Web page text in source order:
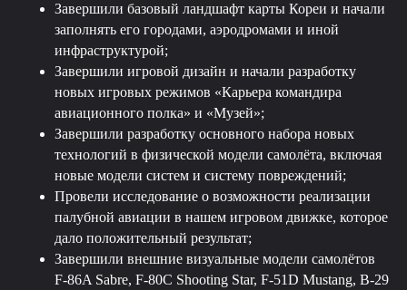
Завершили базовый ландшафт карты Кореи и начали
заполнять его городами, аэродромами и иной
инфраструктурой;
Завершили игровой дизайн и начали разработку
новых игровых режимов «Карьера командира
авиационного полка» и «Музей»;
Завершили разработку основного набора новых
технологий в физической модели самолёта, включая
новые модели систем и систему повреждений;
Провели исследование о возможности реализации
палубной авиации в нашем игровом движке, которое
дало положительный результат;
Завершили внешние визуальные модели самолётов
F-86A Sabre, F-80C Shooting Star, F-51D Mustang, B-29